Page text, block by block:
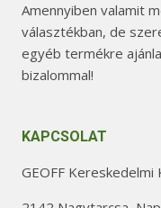
Amennyiben valamit
választékban, de
egyéb termékre
bizalommal!
KAPCSOLAT
GEOFF Kereskedelmi